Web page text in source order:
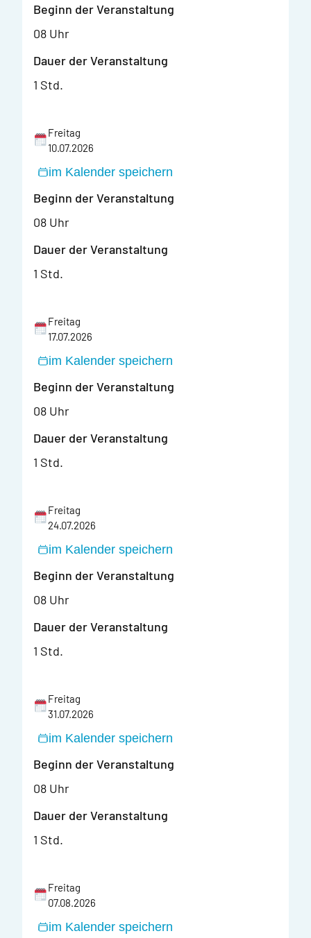
Beginn der Veranstaltung
08 Uhr
Dauer der Veranstaltung
1 Std.
Freitag
10.07.2026
im Kalender speichern
Beginn der Veranstaltung
08 Uhr
Dauer der Veranstaltung
1 Std.
Freitag
17.07.2026
im Kalender speichern
Beginn der Veranstaltung
08 Uhr
Dauer der Veranstaltung
1 Std.
Freitag
24.07.2026
im Kalender speichern
Beginn der Veranstaltung
08 Uhr
Dauer der Veranstaltung
1 Std.
Freitag
31.07.2026
im Kalender speichern
Beginn der Veranstaltung
08 Uhr
Dauer der Veranstaltung
1 Std.
Freitag
07.08.2026
im Kalender speichern